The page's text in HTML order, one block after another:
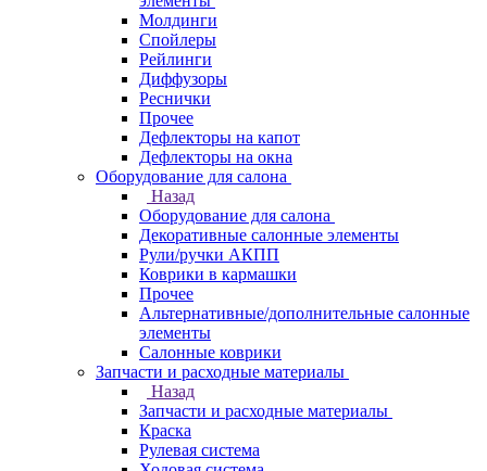
Молдинги
Спойлеры
Рейлинги
Диффузоры
Реснички
Прочее
Дефлекторы на капот
Дефлекторы на окна
Оборудование для салона
Назад
Оборудование для салона
Декоративные салонные элементы
Рули/ручки АКПП
Коврики в кармашки
Прочее
Альтернативные/дополнительные салонные
элементы
Салонные коврики
Запчасти и расходные материалы
Назад
Запчасти и расходные материалы
Краска
Рулевая система